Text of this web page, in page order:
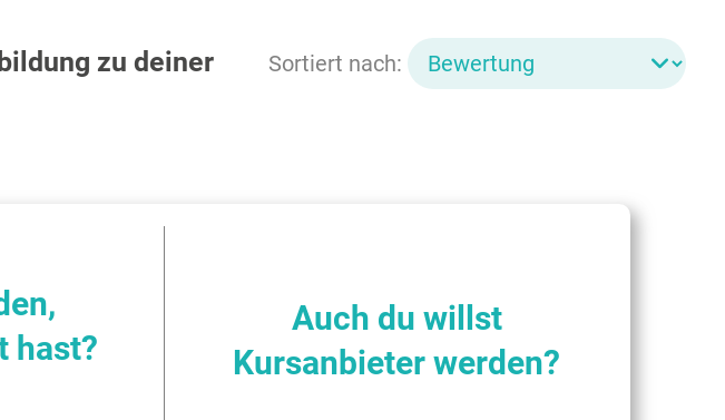
zu deiner
Sortiert nach:
hast?
Auch du willst
Kursanbieter werden?